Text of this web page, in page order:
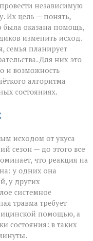
независимую
Их цель — понять,
была оказана помощь,
изменить исход.
семья планирует
Для них это
и возможность
алгоритма
состояниях.
исходом от укуса
сезон — до этого все
что реакция на
у одних она
у других
системное
травма требует
помощью, а
состояния: в таких